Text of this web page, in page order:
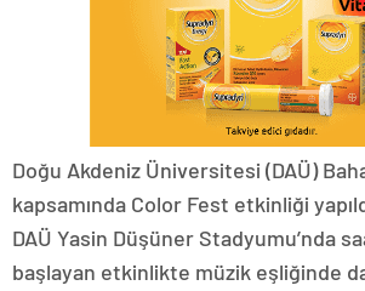
Doğu Akdeniz Üniversitesi (DAÜ)
kapsamında Color Fest etkinliği
DAÜ Yasin Düşüner Stadyumu’nda
başlayan etkinlikte müzik eşliğinde